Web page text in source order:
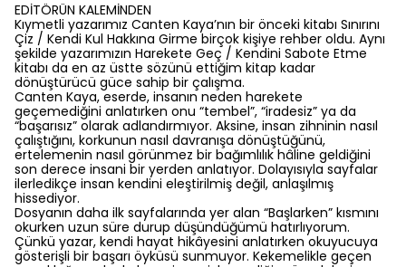
EDİTÖRÜN KALEMİNDEN
Kıymetli yazarımız Canten Kaya’nın bir önceki kitabı Sınırını
Çiz / Kendi Kul Hakkına Girme birçok kişiye rehber oldu. Aynı
şekilde yazarımızın Harekete Geç / Kendini Sabote Etme
kitabı da en az üstte sözünü ettiğim kitap kadar
dönüştürücü güce sahip bir çalışma.
Canten Kaya, eserde, insanın neden harekete
geçemediğini anlatırken onu “tembel”, “iradesiz” ya da
“başarısız” olarak adlandırmıyor. Aksine, insan zihninin nasıl
çalıştığını, korkunun nasıl davranışa dönüştüğünü,
ertelemenin nasıl görünmez bir bağımlılık hâline geldiğini
son derece insani bir yerden anlatıyor. Dolayısıyla sayfalar
ilerledikçe insan kendini eleştirilmiş değil, anlaşılmış
hissediyor.
Dosyanın daha ilk sayfalarında yer alan “Başlarken” kısmını
okurken uzun süre durup düşündüğümü hatırlıyorum.
Çünkü yazar, kendi hayat hikâyesini anlatırken okuyucuya
gösterişli bir başarı öyküsü sunmuyor. Kekemelikle geçen